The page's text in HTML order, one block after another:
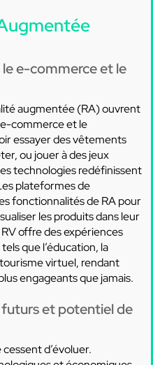
e-commerce et le
augmentée (RA) ouvrent
commerce et le
essayer des vêtements
ou jouer à des jeux
technologies redéfinissent
plateformes de
fonctionnalités de RA pour
les produits dans leur
offre des expériences
que l’éducation, la
virtuel, rendant
engageants que jamais.
et potentiel de
d’évoluer.